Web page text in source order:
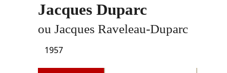
Jacques Duparc
ou Jacques Raveleau-Duparc
1957